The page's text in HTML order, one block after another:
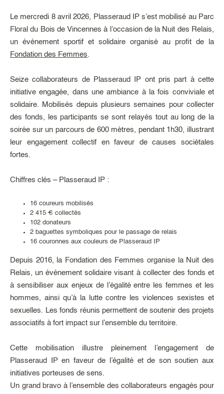
Le mercredi 8 avril 2026, Plasseraud IP s’est mobilisé au Parc
Floral du Bois de Vincennes à l’occasion de la Nuit des Relais,
un événement sportif et solidaire organisé au profit de la
Fondation des Femmes.
Seize collaborateurs de Plasseraud IP ont pris part à cette
initiative engagée, dans une ambiance à la fois conviviale et
solidaire. Mobilisés depuis plusieurs semaines pour collecter
des fonds, les participants se sont relayés tout au long de la
soirée sur un parcours de 600 mètres, pendant 1h30, illustrant
leur engagement collectif en faveur de causes sociétales
fortes.
Chiffres clés – Plasseraud IP :
16 coureurs mobilisés
2 415 € collectés
102 donateurs
2 baguettes symboliques pour le passage de relais
16 couronnes aux couleurs de Plasseraud IP
Depuis 2016, la Fondation des Femmes organise la Nuit des
Relais, un événement solidaire visant à collecter des fonds et
à sensibiliser aux enjeux de l’égalité entre les femmes et les
hommes, ainsi qu’à la lutte contre les violences sexistes et
sexuelles. Les fonds réunis permettent de soutenir des projets
associatifs à fort impact sur l’ensemble du territoire.
Cette mobilisation illustre pleinement l’engagement de
Plasseraud IP en faveur de l’égalité et de son soutien aux
initiatives porteuses de sens.
Un grand bravo à l’ensemble des collaborateurs engagés pour